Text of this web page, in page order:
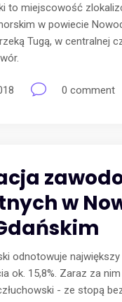
to miejscowość
w powiecie
Tugą, w centralnej
0 comment
w
odnotowuje
ok. 15,8%. Zaraz za
- ze stopą